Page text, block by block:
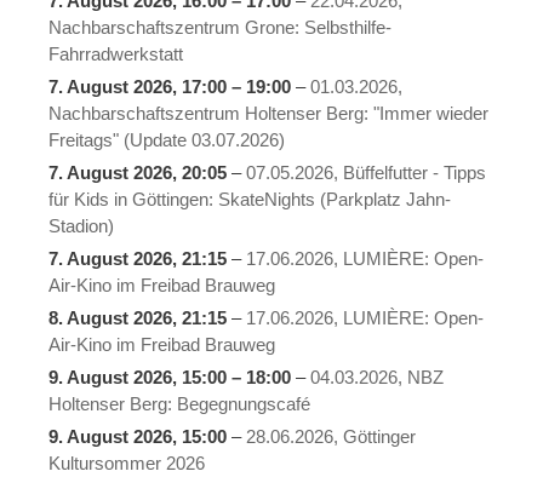
Nachbarschaftszentrum Grone: Selbsthilfe-
Fahrradwerkstatt
7. August 2026, 17:00 – 19:00 –01.03.2026,
Nachbarschaftszentrum Holtenser Berg: "Immer wieder
Freitags" (Update 03.07.2026)
7. August 2026, 20:05 –07.05.2026, Büffelfutter - Tipps
für Kids in Göttingen: SkateNights (Parkplatz Jahn-
Stadion)
7. August 2026, 21:15 – 17.06.2026, LUMIÈRE: Open-
Air-Kino im Freibad Brauweg
8. August 2026, 21:15 – 17.06.2026, LUMIÈRE: Open-
Air-Kino im Freibad Brauweg
9. August 2026, 15:00 – 18:00 –04.03.2026, NBZ
Holtenser Berg: Begegnungscafé
9. August 2026, 15:00 – 28.06.2026, Göttinger
Kultursommer 2026